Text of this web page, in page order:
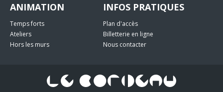
ANIMATION
Temps forts
Ateliers
Hors les murs
INFOS PRATIQUES
Plan d'accès
Billetterie en ligne
Nous contacter